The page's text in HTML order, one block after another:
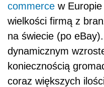
commerce w
wielkości firmą z
na świecie (po
dynamicznym
koniecznością
coraz większych